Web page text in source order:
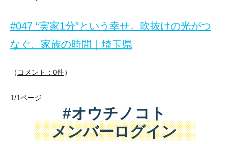
#047 “実家1分”という幸せ。吹抜けの光がつ
なぐ、家族の時間｜埼玉県
「立地」「開放感」「暮らしやすさ」すべてが叶った理想のマイホ
もともと「いつかはマイホームを」と考えていたO様ご夫妻。
（ コメント：0件）
1/1ページ
#オウチノコト
メンバーログイン